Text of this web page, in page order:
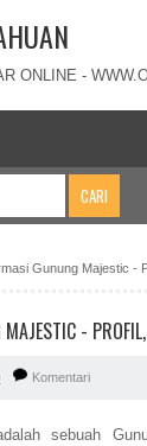
ONLINE -
Gunung Majestic -
-
Komentari
sebuah